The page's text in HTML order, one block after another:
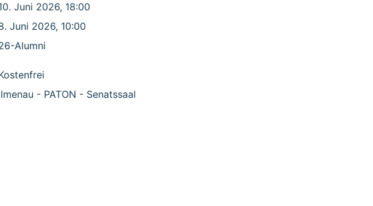
Juni 2026, 18:00
Juni 2026, 10:00
Alumni
- PATON - Senatssaal